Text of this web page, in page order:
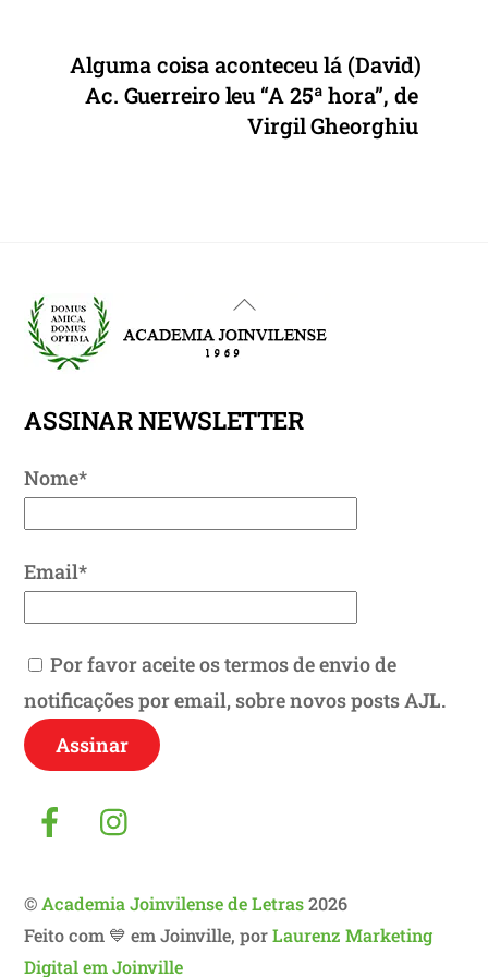
Alguma coisa aconteceu lá (David)
Ac. Guerreiro leu “A 25ª hora”, de
Virgil Gheorghiu
Back
To
ASSINAR NEWSLETTER
Nome*
Email*
Por favor aceite os termos de envio de
notificações por email, sobre novos posts AJL.
Facebook
©Academia Joinvilense de Letras2026
Feito com 💙 em Joinville, porLaurenz Marketing
Digital em Joinville